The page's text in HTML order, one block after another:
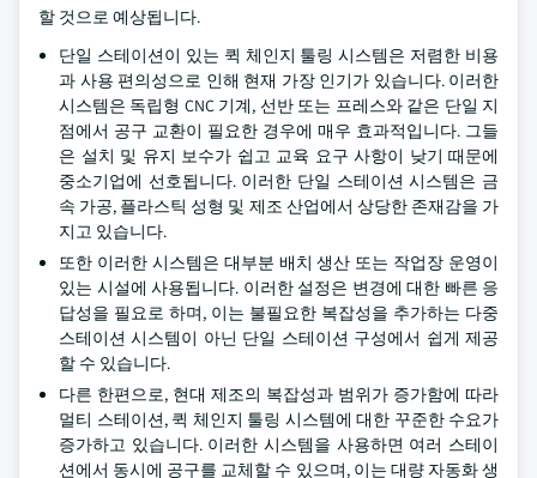
할 것으로 예상됩니다.
단일 스테이션이 있는 퀵 체인지 툴링 시스템은 저렴한 비용
과 사용 편의성으로 인해 현재 가장 인기가 있습니다. 이러한
시스템은 독립형 CNC 기계, 선반 또는 프레스와 같은 단일 지
점에서 공구 교환이 필요한 경우에 매우 효과적입니다. 그들
은 설치 및 유지 보수가 쉽고 교육 요구 사항이 낮기 때문에
중소기업에 선호됩니다. 이러한 단일 스테이션 시스템은 금
속 가공, 플라스틱 성형 및 제조 산업에서 상당한 존재감을 가
지고 있습니다.
또한 이러한 시스템은 대부분 배치 생산 또는 작업장 운영이
있는 시설에 사용됩니다. 이러한 설정은 변경에 대한 빠른 응
답성을 필요로 하며, 이는 불필요한 복잡성을 추가하는 다중
스테이션 시스템이 아닌 단일 스테이션 구성에서 쉽게 제공
할 수 있습니다.
다른 한편으로, 현대 제조의 복잡성과 범위가 증가함에 따라
멀티 스테이션, 퀵 체인지 툴링 시스템에 대한 꾸준한 수요가
증가하고 있습니다. 이러한 시스템을 사용하면 여러 스테이
션에서 동시에 공구를 교체할 수 있으며, 이는 대량 자동화 생